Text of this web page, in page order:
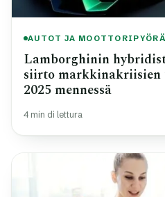
AUTOT JA
Lamborghinin
siirto markkinakriisien
2025 mennessä
4 min di lettura